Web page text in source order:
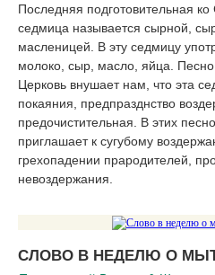
Последняя подготовительная
седмица называется сырной,
масленицей. В эту седмицу
молоко, сыр, масло, яйца.
Церковь внушает нам, что эта
покаяния, предпразднство
предочистительная. В этих
приглашает к сугубому
грехопадении прародителей,
невоздержания.
СЛОВО В НЕДЕЛЮ О